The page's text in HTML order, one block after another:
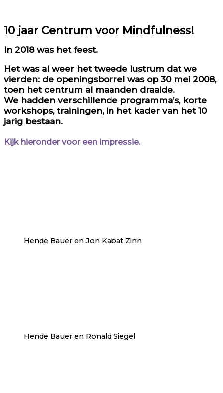
10 jaar Centrum voor Mindfulness!
In 2018 was het feest.
Het was al weer het tweede lustrum dat we
vierden: de openingsborrel was op 30 mei 2008,
toen het centrum al maanden draaide.
We hadden verschillende programma’s, korte
workshops, trainingen, in het kader van het 10
jarig bestaan.
Kijk hieronder voor een impressie.
Hende Bauer en Jon Kabat Zinn
Hende Bauer en Ronald Siegel